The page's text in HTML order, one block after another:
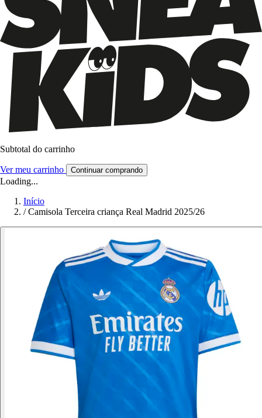
Subtotal do carrinho
Ver meu carrinho Continuar comprando
Loading...
Início
/ Camisola Terceira criança Real Madrid 2025/26